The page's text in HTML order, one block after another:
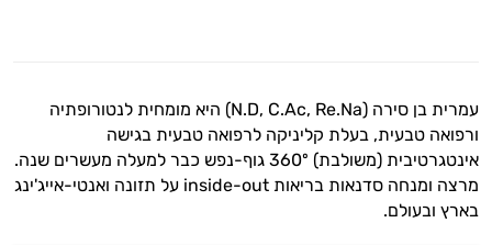
עמרית בן סירה (N.D, C.Ac, Re.Na) היא מומחית לנטורופתיה
ורפואה טבעית, בעלת קליניקה לרפואה טבעית בגישה
אינטגרטיבית (משולבת) 360º גוף-נפש כבר למעלה מעשרים שנה.
מרצה ומנחה סדנאות בריאות inside-out על תזונה ואנטי-אייג'ינג
בארץ ובעולם.